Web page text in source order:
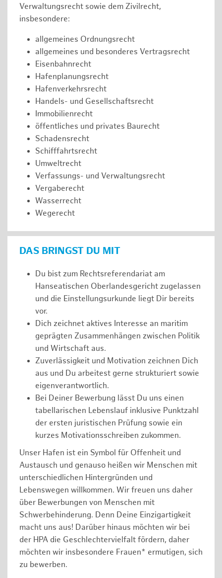
Verwaltungsrecht sowie dem Zivilrecht,
insbesondere:
allgemeines Ordnungsrecht
allgemeines und besonderes Vertragsrecht
Eisenbahnrecht
Hafenplanungsrecht
Hafenverkehrsrecht
Handels- und Gesellschaftsrecht
Immobilienrecht
öffentliches und privates Baurecht
Schadensrecht
Schifffahrtsrecht
Umweltrecht
Verfassungs- und Verwaltungsrecht
Vergaberecht
Wasserrecht
Wegerecht
DAS BRINGST DU MIT
Du bist zum Rechtsreferendariat am
Hanseatischen Oberlandesgericht zugelassen
und die Einstellungsurkunde liegt Dir bereits
vor.
Dich zeichnet aktives Interesse an maritim
geprägten Zusammenhängen zwischen Politik
und Wirtschaft aus.
Zuverlässigkeit und Motivation zeichnen Dich
aus und Du arbeitest gerne strukturiert sowie
eigenverantwortlich.
Bei Deiner Bewerbung lässt Du uns einen
tabellarischen Lebenslauf inklusive Punktzahl
der ersten juristischen Prüfung sowie ein
kurzes Motivationsschreiben zukommen.
Unser Hafen ist ein Symbol für Offenheit und
Austausch und genauso heißen wir Menschen mit
unterschiedlichen Hintergründen und
Lebenswegen willkommen. Wir freuen uns daher
über Bewerbungen von Menschen mit
Schwerbehinderung. Denn Deine Einzigartigkeit
macht uns aus! Darüber hinaus möchten wir bei
der HPA die Geschlechtervielfalt fördern, daher
möchten wir insbesondere Frauen* ermutigen, sich
zu bewerben.